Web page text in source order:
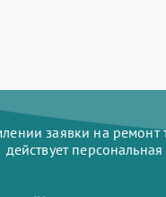
заявки на ремонт
действует